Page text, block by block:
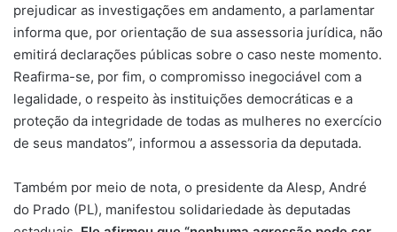
prejudicar as investigações em andamento, a parlamentar
informa que, por orientação de sua assessoria jurídica, não
emitirá declarações públicas sobre o caso neste momento.
Reafirma-se, por fim, o compromisso inegociável com a
legalidade, o respeito às instituições democráticas e a
proteção da integridade de todas as mulheres no exercício
de seus mandatos”, informou a assessoria da deputada.
Também por meio de nota, o presidente da Alesp, André
do Prado (PL), manifestou solidariedade às deputadas